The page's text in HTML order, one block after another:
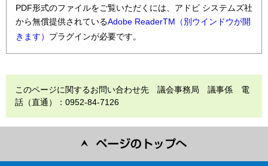
PDF形式のファイルをご覧いただくには、アドビ システムズ社
から無償提供されているAdobe ReaderTM（別ウインドウが開
きます） プラグインが必要です。
このページに関するお問い合わせ先 議会事務局 議事係 電
話（直通）：0952-84-7126